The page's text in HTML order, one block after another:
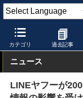
カテゴリ 過去記事
こどもとIT 教育情報
ニュース
LINEヤフーが